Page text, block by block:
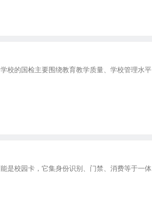
校的国检主要围绕教育教学质量、学校管理水
是校园卡，它集身份识别、门禁、消费等于一